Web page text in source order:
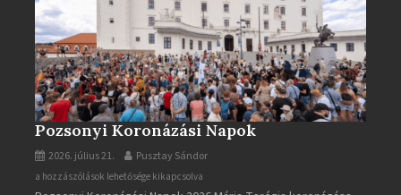
Pozsonyi Koronázási Napok
2026. július 21. Pusztay Sándor
Pozsonyi
a hozzászólások lehetősége kikapcsolva